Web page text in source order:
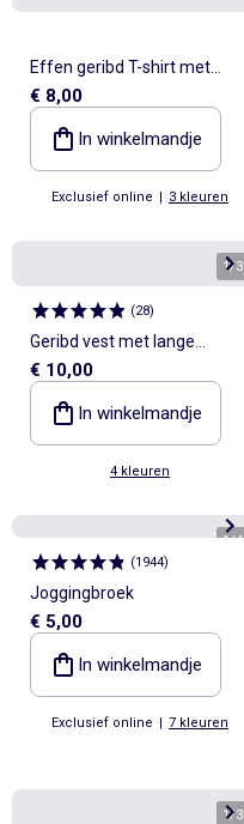
Effen geribd T-shirt met
knoopdetail op de schouder
€ 8,00
In winkelmandje
Exclusief online | 3 kleuren
1/3
(28)
Geribd vest met lange
mouwen
€ 10,00
In winkelmandje
4 kleuren
1/4
(1944)
Joggingbroek
€ 5,00
In winkelmandje
Exclusief online | 7 kleuren
1/3